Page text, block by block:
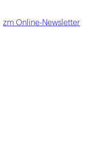
zm Online-Newsletter